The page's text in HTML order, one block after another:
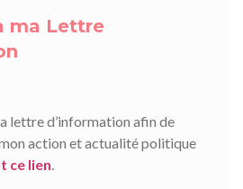
ma Lettre
lettre d’information afin de
action et actualité politique
ce lien.